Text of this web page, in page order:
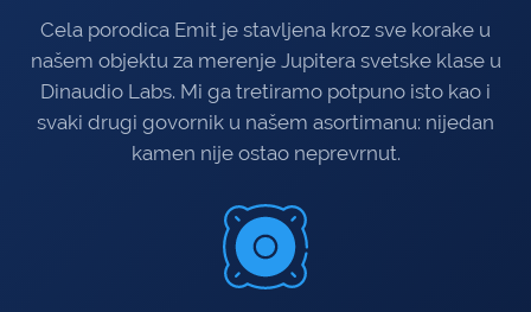
Cela porodica Emit je stavljena kroz sve korake u
našem objektu za merenje Jupitera svetske klase u
Dinaudio Labs. Mi ga tretiramo potpuno isto kao i
svaki drugi govornik u našem asortimanu: nijedan
kamen nije ostao neprevrnut.